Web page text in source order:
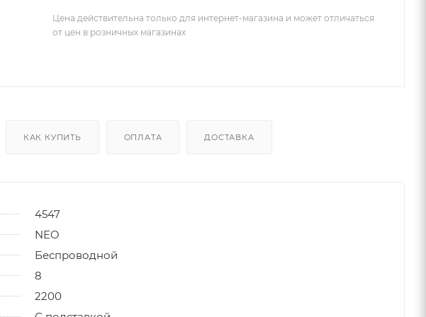
Цена действительна только для интернет-магазина и может отличаться
от цен в розничных магазинах
КАК КУПИТЬ ОПЛАТА ДОСТАВКА
4547
NEO
Беспроводной
8
2200